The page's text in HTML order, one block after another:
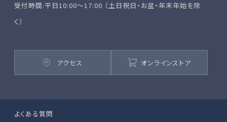
受付時間:平日10:00～17:00 （土日祝日・お盆・年末年始を除
く）
アクセス オンラインストア
よくある質問